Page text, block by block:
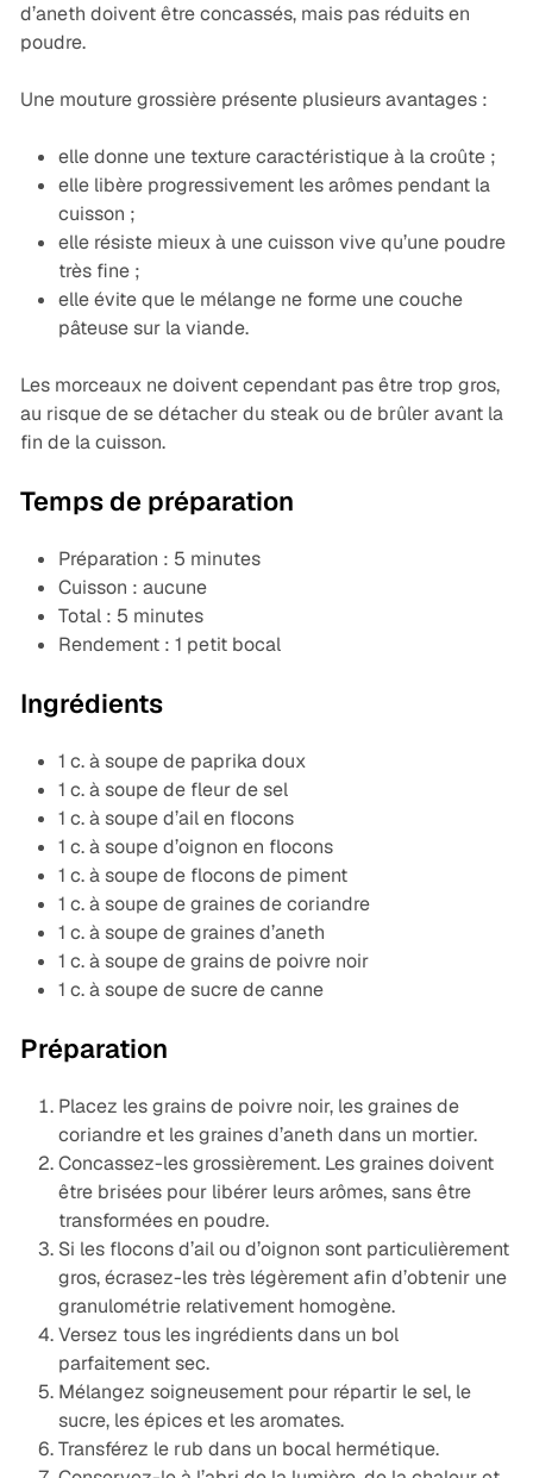
d’aneth doivent être concassés, mais pas réduits en
poudre.
Une mouture grossière présente plusieurs avantages :
elle donne une texture caractéristique à la croûte ;
elle libère progressivement les arômes pendant la
cuisson ;
elle résiste mieux à une cuisson vive qu’une poudre
très fine ;
elle évite que le mélange ne forme une couche
pâteuse sur la viande.
Les morceaux ne doivent cependant pas être trop gros,
au risque de se détacher du steak ou de brûler avant la
fin de la cuisson.
Temps de préparation
Préparation : 5 minutes
Cuisson : aucune
Total : 5 minutes
Rendement : 1 petit bocal
Ingrédients
1 c. à soupe de paprika doux
1 c. à soupe de fleur de sel
1 c. à soupe d’ail en flocons
1 c. à soupe d’oignon en flocons
1 c. à soupe de flocons de piment
1 c. à soupe de graines de coriandre
1 c. à soupe de graines d’aneth
1 c. à soupe de grains de poivre noir
1 c. à soupe de sucre de canne
Préparation
Placez les grains de poivre noir, les graines de
coriandre et les graines d’aneth dans un mortier.
Concassez-les grossièrement. Les graines doivent
être brisées pour libérer leurs arômes, sans être
transformées en poudre.
Si les flocons d’ail ou d’oignon sont particulièrement
gros, écrasez-les très légèrement afin d’obtenir une
granulométrie relativement homogène.
Versez tous les ingrédients dans un bol
parfaitement sec.
Mélangez soigneusement pour répartir le sel, le
sucre, les épices et les aromates.
Transférez le rub dans un bocal hermétique.